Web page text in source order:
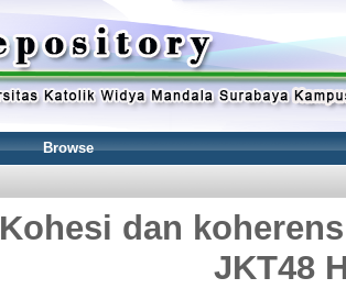
Browse
Kohesi dan
JKT48